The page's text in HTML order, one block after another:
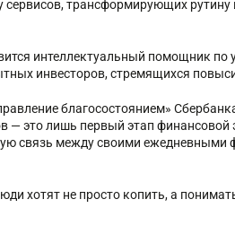
сервисов, трансформирующих
интеллектуальный помощник
инвесторов, стремящихся
благосостоянием»
— это лишь первый этап
связь между своими
хотят не просто копить, а